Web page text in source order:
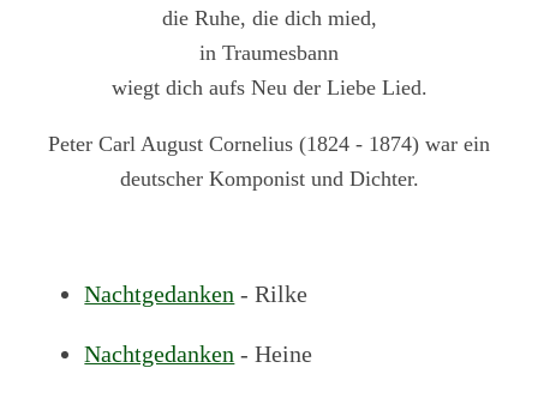
die Ruhe, die dich mied,
in Traumesbann
wiegt dich aufs Neu der Liebe Lied.
Peter Carl August Cornelius (1824 - 1874) war ein
deutscher Komponist und Dichter.
Nachtgedanken - Rilke
Nachtgedanken - Heine